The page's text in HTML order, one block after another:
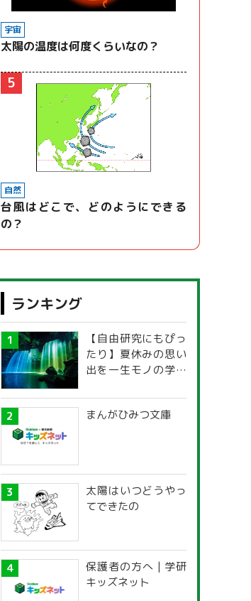
宇宙
太陽の温度は何度くらいなの？
5
自然
台風はどこで、どのようにできる
の？
ランキング
【自由研究にもぴっ
たり】夏休みの思い
出を一生モノの学び
探究ガイド
まんがひみつ文庫
太陽はいつどうやっ
てできたの
保護者の方へ | 学研
キッズネット